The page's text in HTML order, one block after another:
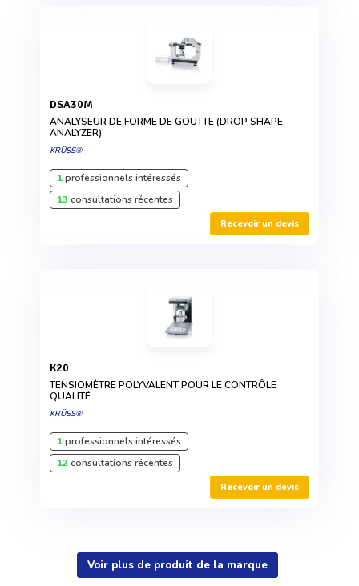
DSA30M
ANALYSEUR DE FORME DE GOUTTE (DROP SHAPE
ANALYZER)
KRÜSS®
1professionnels intéressés
13 consultations récentes
Recevoir un devis
K20
TENSIOMÈTRE POLYVALENT POUR LE CONTRÔLE
QUALITÉ
KRÜSS®
1professionnels intéressés
12consultations récentes
Recevoir un devis
Voir plus de produit de la marque